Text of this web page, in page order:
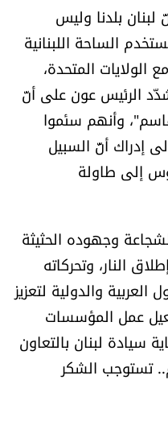
بلدنا وليس
الساحة اللبنانية
المتحدة،
الرئيس عون على أنّ
وأنهم سئموا
إدراك أنَّ السبيل
إلى طاولة
وجهوده الحثيثة
النار، وتحركاته
العربية والدولية لتعزيز
عمل المؤسسات
سيادة لبنان بالتعاون
تستوجب الشكر